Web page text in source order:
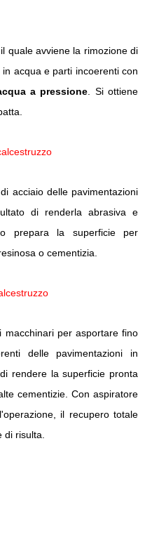
quale avviene la rimozione di
acqua e parti incoerenti con
a pressione. Si ottiene
acciaio delle pavimentazioni
di renderla abrasiva e
prepara la superficie per
o cementizia.
macchinari per asportare fino
delle pavimentazioni in
rendere la superficie pronta
cementizie. Con aspiratore
il recupero totale
di risulta.